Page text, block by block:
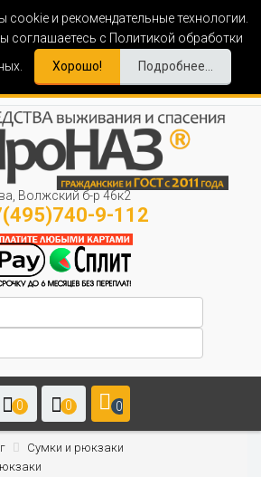
и рекомендательные технологии.
соглашаетесь с Политикой обработки
Хорошо! Подробнее...
Волжский б-р 46к2
9-112
0 0 0
Сумки и рюкзаки